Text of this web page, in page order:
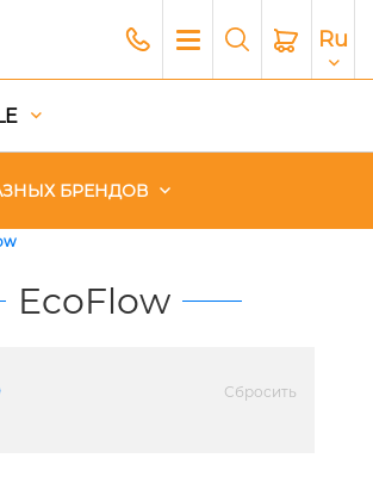
Ru
БРЕНДОВ
EcoFlow
Сбросить